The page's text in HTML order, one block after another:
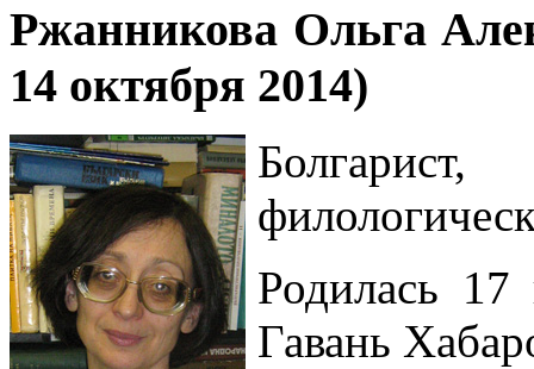
Ржанникова Ольга
14 октября 2014)
Родилась 17
Гавань